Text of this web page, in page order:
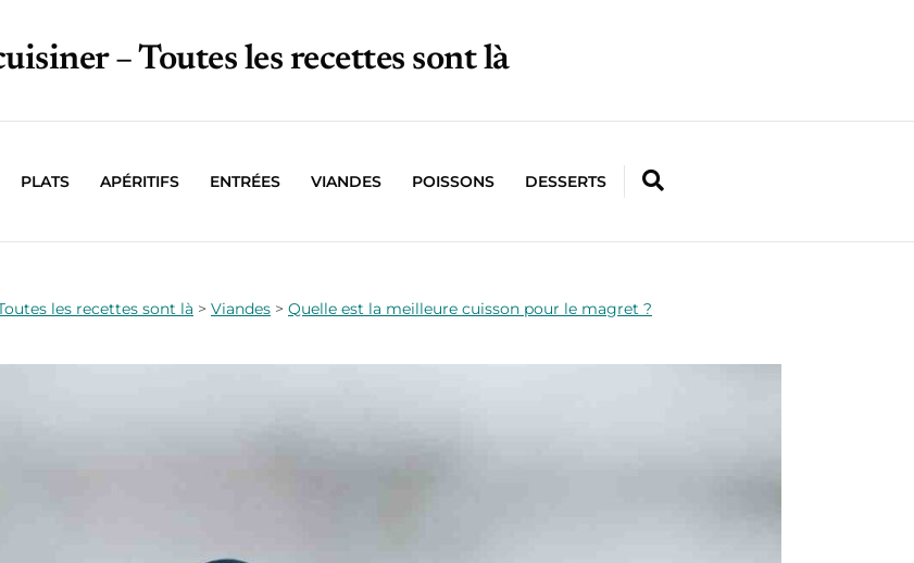
– Toutes les recettes sont là
PLATS APÉRITIFS ENTRÉES VIANDES POISSONS DESSERTS
les recettes sont là > Viandes > Quelle est la meilleure cuisson pour le magret ?